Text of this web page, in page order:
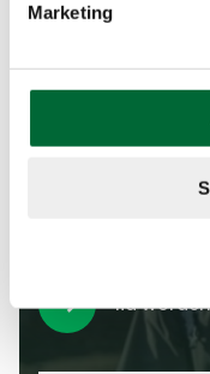
Marketing
Wil jij
jouw
lid worden